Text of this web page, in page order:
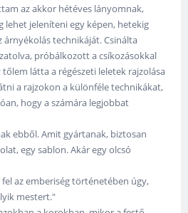
az akkor hétéves lányomnak,
lehet jeleníteni egy képen, hetekig
technikáját. Csinálta
próbálkozott a csíkozásokkal
látta a régészeti leletek rajzolása
a rajzokon a különféle technikákat,
hogy a számára legjobbat
ebből. Amit gyártanak, biztosan
egy sablon. Akár egy olcsó
az emberiség történetében úgy,
mestert."